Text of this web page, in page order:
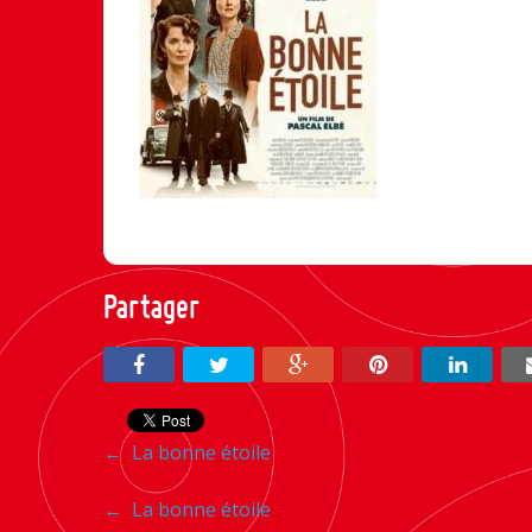
Partager
Navigation
entre
←La bonne étoile
Navigation
← La bonne étoile